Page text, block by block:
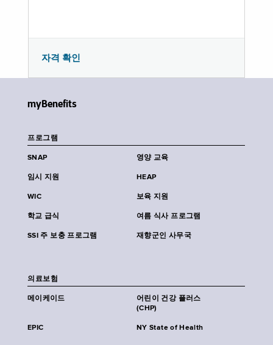
자격 확인
myBenefits
프로그램
SNAP 영양 교육
임시 지원 HEAP
WIC 보육 지원
학교 급식 여름 식사 프로그램
SSI 주 보충 프로그램 재향군인 사무국
의료보험
메이케이드
어린이 건강 플러스
(CHP)
EPIC NY State of Health